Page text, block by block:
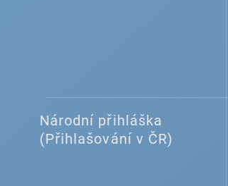
Národní přihláška
(Přihlašování v ČR)